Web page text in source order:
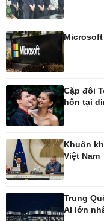
Ô tô - Xe máy
Ô tô
Tư vấn
Công nghệ
Tin Công nghệ
Trải nghiệm
Cặp đôi
hôn tại
Khuôn
Việt Nam
Trung
AI lớn